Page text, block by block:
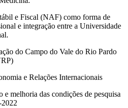
e Fiscal (NAF) como forma de
e integração entre a Universidade
do Campo do Vale do Rio Pardo
e Relações Internacionais
e melhoria das condições de pesquisa